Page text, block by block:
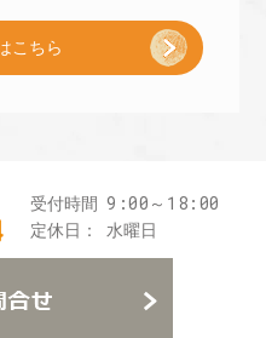
こちら
0120-870-484
受付時間 9:00～18:00
定休日： 水曜日